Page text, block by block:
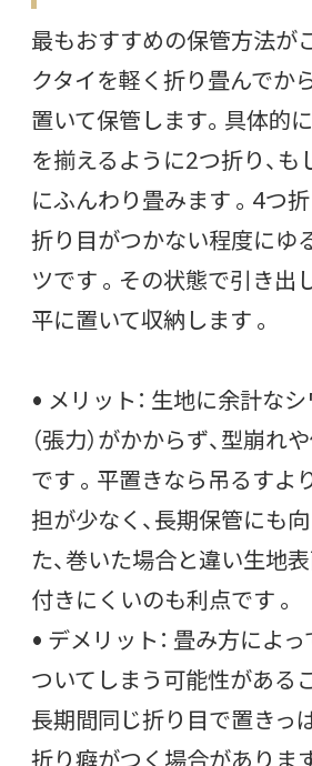
最もおすすめの保管方法が
クタイを軽く折り畳んでか
置いて保管します。具体的
を揃えるように2つ折り、も
にふんわり畳みます 。4つ
折り目がつかない程度にゆ
ツです 。その状態で引き出
平に置いて収納します 。
• メリット： 生地に余計な
（張力）がかからず、型崩れ
です 。平置きなら吊るすよ
担が少なく、長期保管にも
た、巻いた場合と違い生地
付きにくいのも利点です 。
• デメリット： 畳み方によ
ついてしまう可能性がある
長期間同じ折り目で置きっ
折り癖がつく場合がありま